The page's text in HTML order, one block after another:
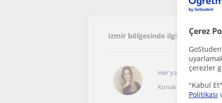
Çerez
çerezler
"Kabul
Politikası
Izmir bölgesinde ilginizi
Her yaş grubuna
Konak (İzmir),